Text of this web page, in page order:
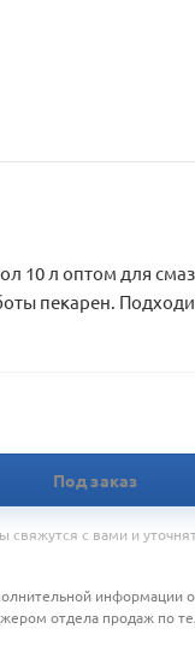
10 л оптом для
пекарен.
и удобной
Под заказ
с вами и
информации
отдела продаж по